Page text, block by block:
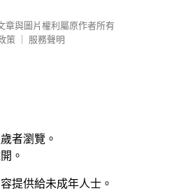
章與圖片權利屬原作者所有
策
服務聲明
者瀏覽。
。
提供給未成年人士。